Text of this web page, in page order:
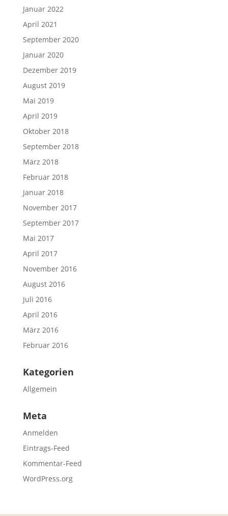
Januar 2022
April 2021
September 2020
Januar 2020
Dezember 2019
August 2019
Mai 2019
April 2019
Oktober 2018
September 2018
März 2018
Februar 2018
Januar 2018
November 2017
September 2017
Mai 2017
April 2017
November 2016
August 2016
Juli 2016
April 2016
März 2016
Februar 2016
Kategorien
Allgemein
Meta
Anmelden
Eintrags-Feed
Kommentar-Feed
WordPress.org